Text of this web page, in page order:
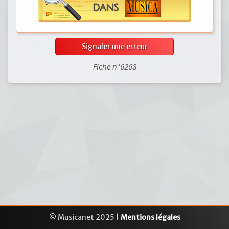
Signaler une erreur
Fiche n°6268
© Musicanet 2025 | Mentions légales